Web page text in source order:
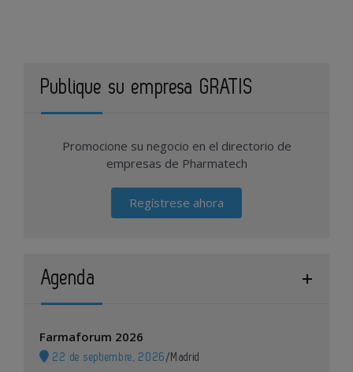
Publique su empresa GRATIS
Promocione su negocio en el directorio de
empresas de Pharmatech
Regístrese ahora
Agenda
Farmaforum 2026
22 de septiembre, 2026 / Madrid